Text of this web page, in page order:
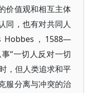
价值观和相互主体
同，也有对共同人
Hobbes，1588—
“一切人反对一切
，但人类追求和平
服分离与冲突的治